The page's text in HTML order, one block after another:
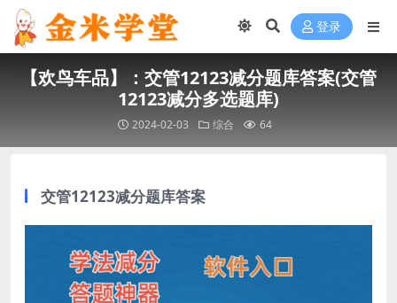
登录
【欢鸟车品】：交管12123减分题库答案(交管
12123减分多选题库)
2024-02-03 综合 64
交管12123减分题库答案